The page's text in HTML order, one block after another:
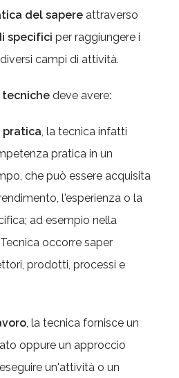
del sapere attraverso
specifici per raggiungere i
campi di attività.
tecniche deve avere:
pratica, la tecnica infatti
pratica in un
che può essere acquisita
l'esperienza o la
ad esempio nella
occorre saper
prodotti, processi e
, la tecnica fornisce un
oppure un approccio
un'attività o un